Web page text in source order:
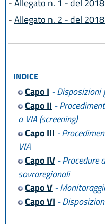
-Allegato n. 1 - del
-Allegato n. 2 - del
INDICE
Capo I - Disposizioni
Capo II -
a VIA (screening)
Capo III -
VIA
Capo IV- Procedure
sovraregionali
Capo V-
Capo VI -